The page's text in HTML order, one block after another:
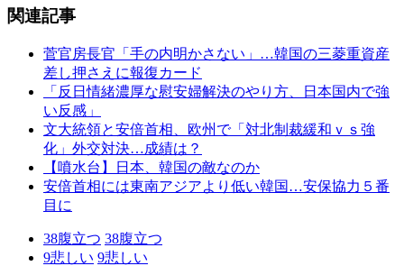
関連記事
菅官房長官「手の内明かさない」…韓国の三菱重資産
差し押さえに報復カード
「反日情緒濃厚な慰安婦解決のやり方、日本国内で強
い反感」
文大統領と安倍首相、欧州で「対北制裁緩和ｖｓ強
化」外交対決…成績は？
【噴水台】日本、韓国の敵なのか
安倍首相には東南アジアより低い韓国…安保協力５番
目に
38腹立つ 38腹立つ
9悲しい 9悲しい